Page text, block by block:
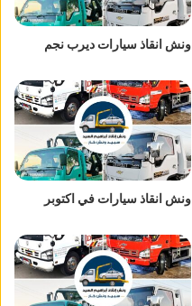
ونش انقاذ سيارات ديرب نجم
ونش انقاذ سيارات في اكتوبر